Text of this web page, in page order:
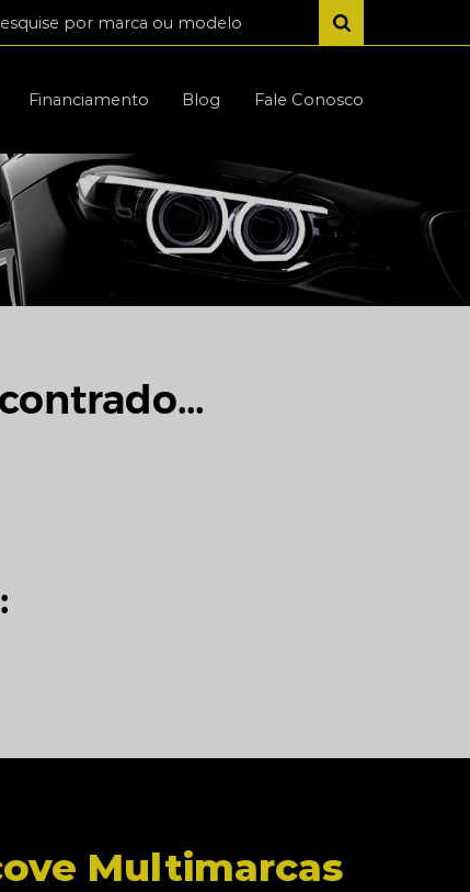
Financiamento Blog Fale Conosco
Multimarcas